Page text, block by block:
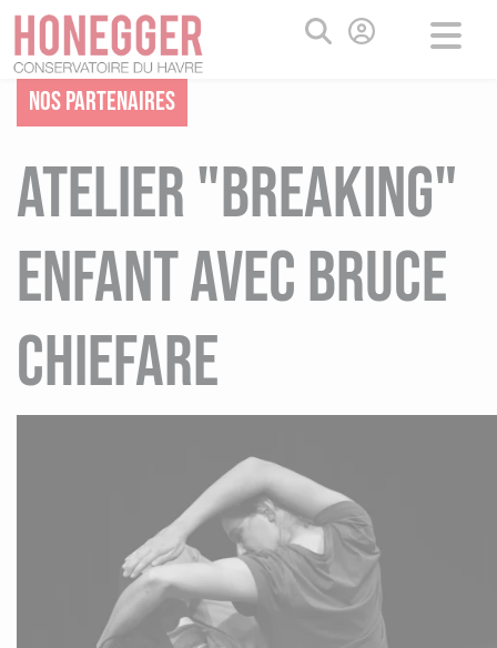
Aller
au
contenu
principal
Nos partenaires
ATELIER "BREAKING"
ENFANT AVEC BRUCE
CHIEFARE
Panneau de gestion des cookies